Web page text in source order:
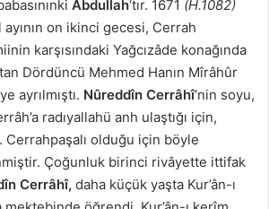
Abdullah‘tır. 1671 (H.1082)
on ikinci gecesi, Cerrah
karşısındaki Yağcızâde konağında
Dördüncü Mehmed Hanın Mîrâhûr
ayrılmıştı. Nûreddîn Cerrâhî‘nin soyu,
radıyallahü anh ulaştığı için,
olduğu için böyle
Çoğunluk birinci rivâyette ittifak
Cerrâhî, daha küçük yaşta Kur’ân-ı